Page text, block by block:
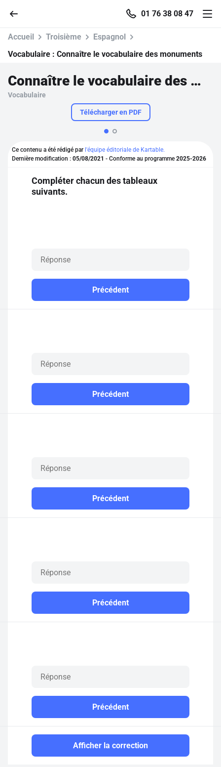
01 76 38 08 47
Accueil
Se connecter
Accueil Troisième
Espagnol
Vocabulaire : Connaître le vocabulaire des monuments
Connaître le vocabulaire des monuments
Vocabulaire
Télécharger en PDF
Ce contenu a été rédigé par l'équipe éditoriale de Kartable.
Dernière modification : 05/08/2021 - Conforme au programme 2025-2026
Compléter chacun des tableaux
suivants.
Précédent
Précédent
Précédent
Précédent
Précédent
Afficher la correction